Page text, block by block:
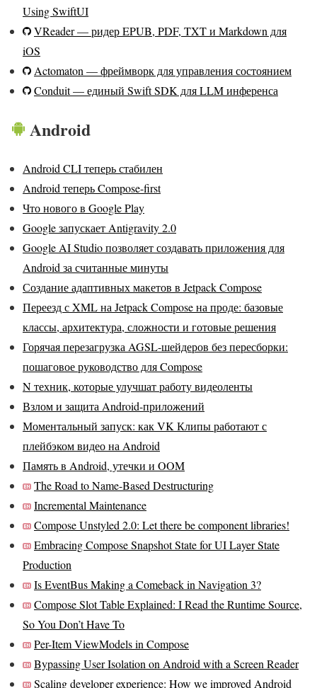
Using SwiftUI
VReader — ридер EPUB, PDF, TXT и Markdown для
iOS
Actomaton — фреймворк для управления состоянием
Conduit — единый Swift SDK для LLM инференса
Android
Android CLI теперь стабилен
Android теперь Compose-first
Что нового в Google Play
Google запускает Antigravity 2.0
Google AI Studio позволяет создавать приложения для
Android за считанные минуты
Создание адаптивных макетов в Jetpack Compose
Переезд с XML на Jetpack Compose на проде: базовые
классы, архитектура, сложности и готовые решения
Горячая перезагрузка AGSL-шейдеров без пересборки:
пошаговое руководство для Compose
N техник, которые улучшат работу видеоленты
Взлом и защита Android-приложений
Моментальный запуск: как VK Клипы работают с
плейбэком видео на Android
Память в Android, утечки и OOM
The Road to Name-Based Destructuring
Incremental Maintenance
Compose Unstyled 2.0: Let there be component libraries!
Embracing Compose Snapshot State for UI Layer State
Production
Is EventBus Making a Comeback in Navigation 3?
Compose Slot Table Explained: I Read the Runtime Source,
So You Don’t Have To
Per-Item ViewModels in Compose
Bypassing User Isolation on Android with a Screen Reader
Scaling developer experience: How we improved Android